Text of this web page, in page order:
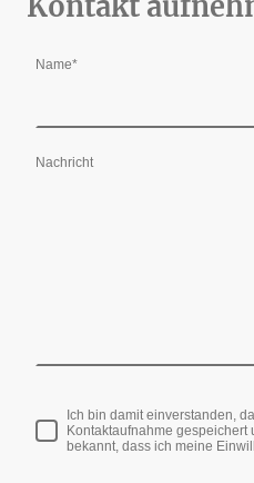
Name*
Nachricht
Ich bin damit einverstanden,
Kontaktaufnahme gespeichert
bekannt, dass ich meine